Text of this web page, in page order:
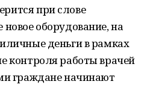
при слове
новое оборудование, на
деньги в рамках
контроля работы врачей
граждане начинают